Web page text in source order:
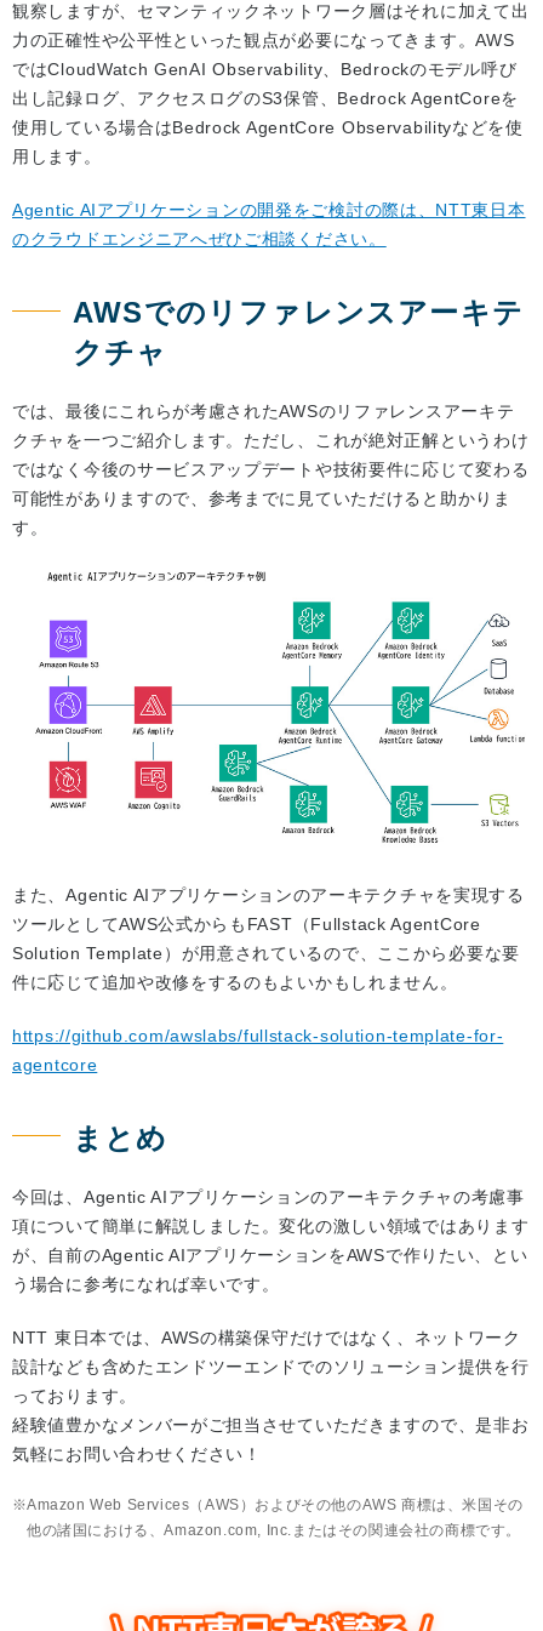
観察しますが、セマンティックネットワーク層はそれに加えて出
力の正確性や公平性といった観点が必要になってきます。AWS
ではCloudWatch GenAI Observability、Bedrockのモデル呼び
出し記録ログ、アクセスログのS3保管、Bedrock AgentCoreを
使用している場合はBedrock AgentCore Observabilityなどを使
用します。
Agentic AIアプリケーションの開発をご検討の際は、NTT東日本
のクラウドエンジニアへぜひご相談ください。
AWSでのリファレンスアーキテ
クチャ
では、最後にこれらが考慮されたAWSのリファレンスアーキテ
クチャを一つご紹介します。ただし、これが絶対正解というわけ
ではなく今後のサービスアップデートや技術要件に応じて変わる
可能性がありますので、参考までに見ていただけると助かりま
す。
また、Agentic AIアプリケーションのアーキテクチャを実現する
ツールとしてAWS公式からもFAST（Fullstack AgentCore
Solution Template）が用意されているので、ここから必要な要
件に応じて追加や改修をするのもよいかもしれません。
https://github.com/awslabs/fullstack-solution-template-for-
agentcore
まとめ
今回は、Agentic AIアプリケーションのアーキテクチャの考慮事
項について簡単に解説しました。変化の激しい領域ではあります
が、自前のAgentic AIアプリケーションをAWSで作りたい、とい
う場合に参考になれば幸いです。
NTT 東日本では、AWSの構築保守だけではなく、ネットワーク
設計なども含めたエンドツーエンドでのソリューション提供を行
っております。
経験値豊かなメンバーがご担当させていただきますので、是非お
気軽にお問い合わせください！
Amazon Web Services（AWS）およびその他のAWS 商標は、米国その
他の諸国における、Amazon.com, Inc.またはその関連会社の商標です。